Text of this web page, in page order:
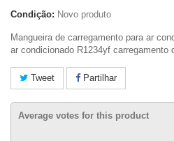
Condição: Novo produto
Mangueira de carregamento para ar
ar condicionado R1234yf carregamento
Tweet Partilhar
Average votes for this product